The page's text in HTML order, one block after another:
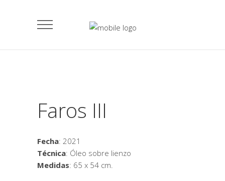
Faros III
Fecha: 2021
Técnica: Óleo sobre lienzo
Medidas: 65 x 54 cm.